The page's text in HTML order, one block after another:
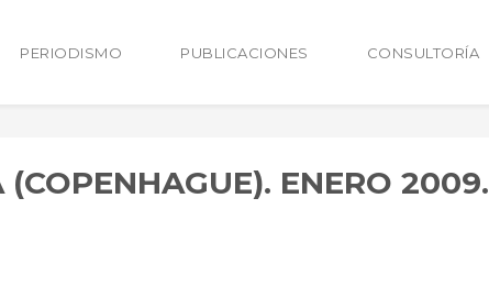
PERIODISMO PUBLICACIONES CONSULTORÍA
ENERO 2009.